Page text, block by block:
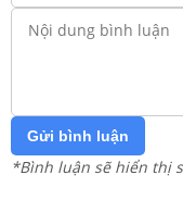
Gửi bình luận
*Bình luận sẽ hiển thị